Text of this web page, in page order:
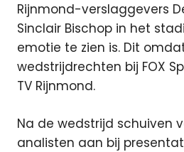
Rijnmond-verslaggevers
Sinclair Bischop in het
emotie te zien is. Dit
wedstrijdrechten bij FOX
TV Rijnmond.
Na de wedstrijd schuiven
analisten aan bij